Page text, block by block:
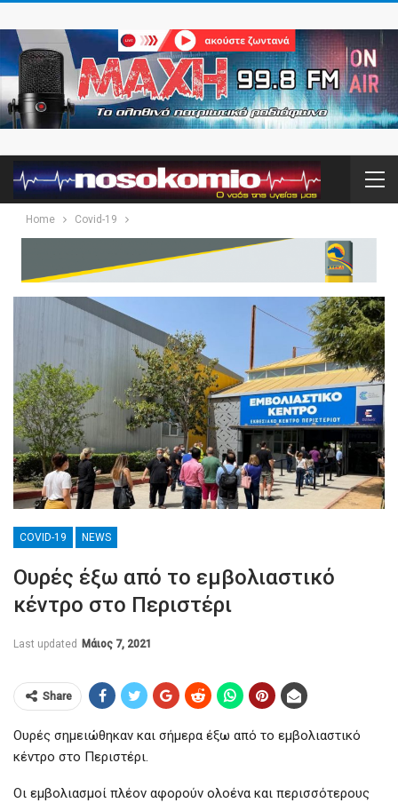
Home Covid-19
COVID-19 NEWS
Ουρές έξω από το εμβολιαστικό
κέντρο στο Περιστέρι
Last updated Μάιος 7, 2021
Share
Ουρές σημειώθηκαν και σήμερα έξω από το εμβολιαστικό
κέντρο στο Περιστέρι.
Οι εμβολιασμοί πλέον αφορούν ολοένα και περισσότερους